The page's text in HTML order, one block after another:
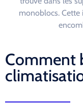
monoblocs. Cette
Comment